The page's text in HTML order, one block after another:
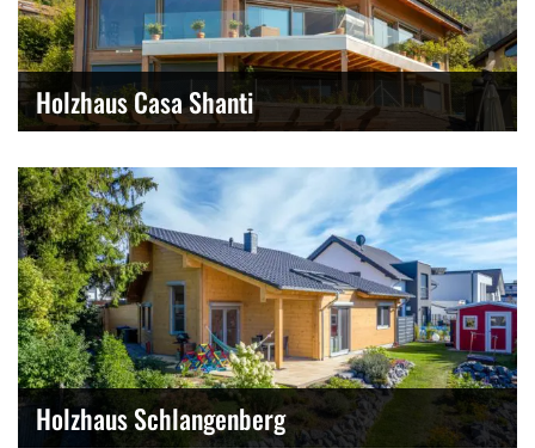
Holzhaus Casa Shanti
Holzhaus Schlangenberg